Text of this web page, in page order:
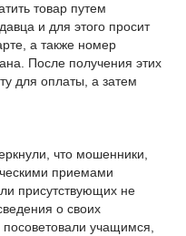
товар путем
и для этого просит
а также номер
После получения этих
для оплаты, а затем
что мошенники,
приемами
присутствующих не
о своих
учащимся,